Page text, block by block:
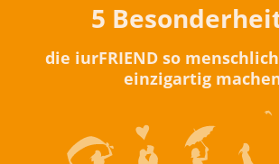
5
die iurFRIEND so
einzigartig